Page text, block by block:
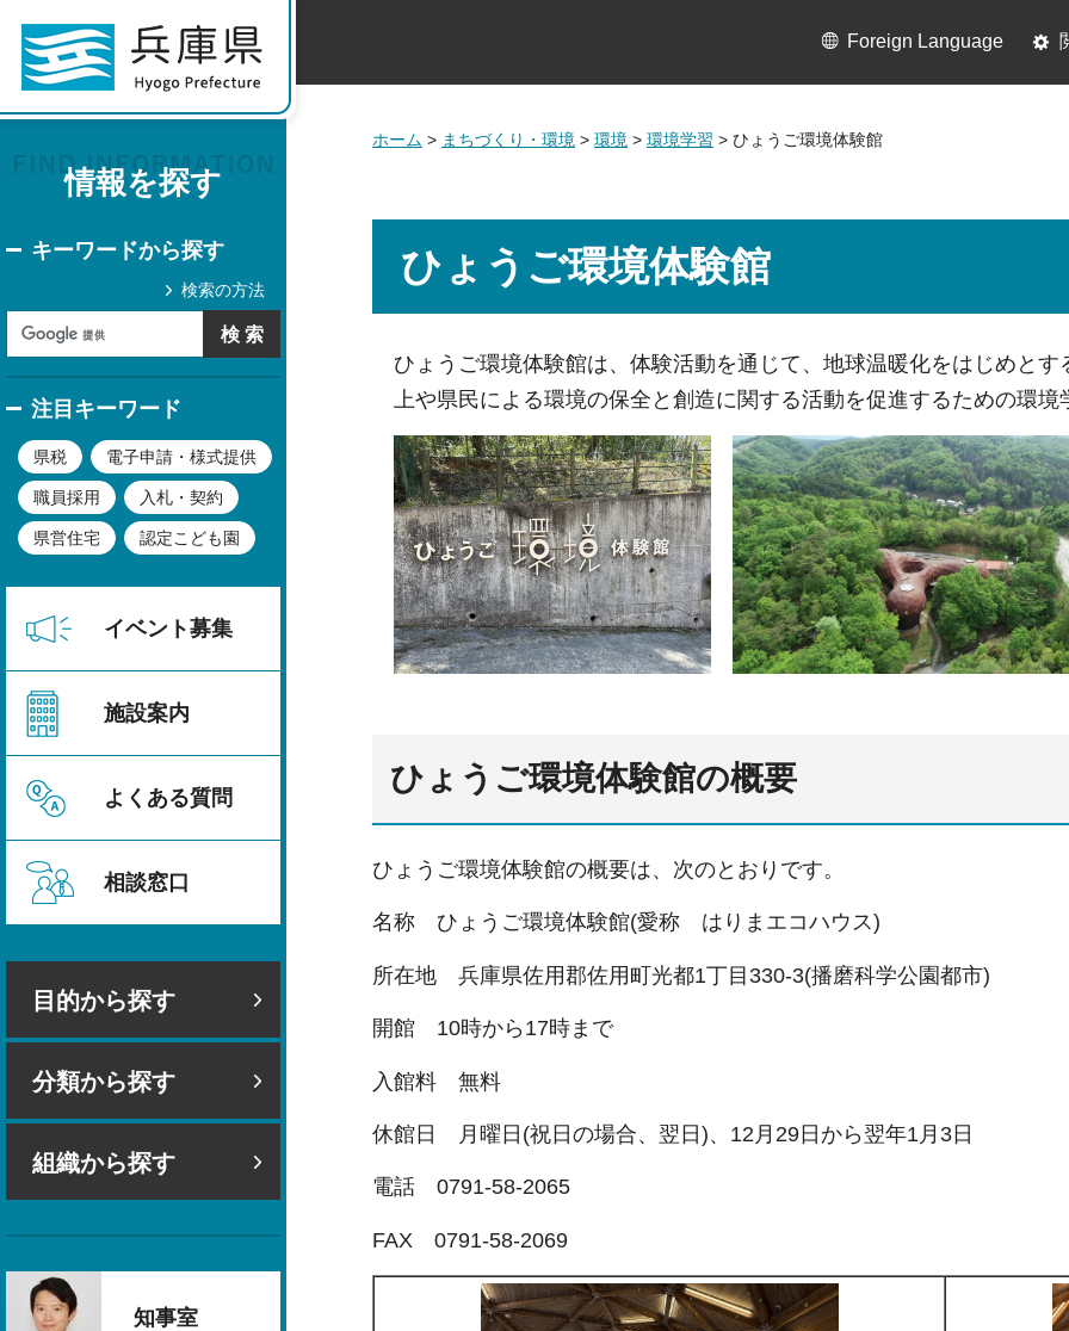
情報を探す
キーワードから探す
検索の方法
注目キーワード
県税 電子申請・様式提供
職員採用 入札・契約
県営住宅 認定こども園
イベント募集
施設案内
よくある質問
相談窓口
目的から探す
分類から探す
組織から探す
知事室
Foreign Language
ホーム > まちづくり・環境 > 環境 > 環境学習 > ひょうご環境体験館
ひょうご環境体験館
ひょうご環境体験館は、体験活動を通じて、地球温暖化をはじめと
上や県民による環境の保全と創造に関する活動を促進するための環境
ひょうご環境体験館の概要
ひょうご環境体験館の概要は、次のとおりです。
名称 ひょうご環境体験館(愛称 はりまエコハウス)
所在地 兵庫県佐用郡佐用町光都1丁目330-3(播磨科学公園都市)
開館 10時から17時まで
入館料 無料
休館日 月曜日(祝日の場合、翌日)、12月29日から翌年1月3日
電話 0791-58-2065
FAX 0791-58-2069